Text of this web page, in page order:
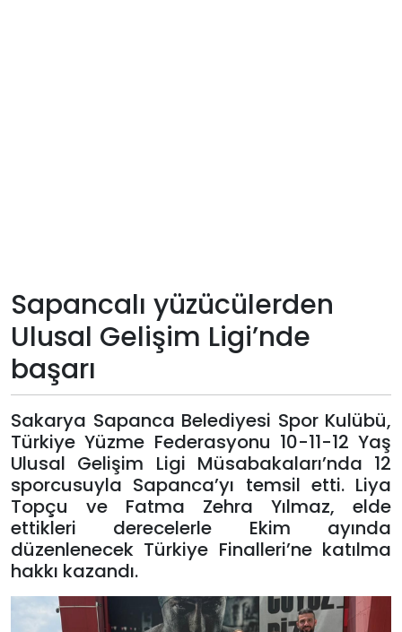
Künye
Giriş
Yap
Sapancalı yüzücülerden
Ulusal Gelişim Ligi’nde
başarı
Sakarya Sapanca Belediyesi Spor Kulübü,
Türkiye Yüzme Federasyonu 10-11-12 Yaş
Ulusal Gelişim Ligi Müsabakaları’nda 12
sporcusuyla Sapanca’yı temsil etti. Liya
Topçu ve Fatma Zehra Yılmaz, elde
ettikleri derecelerle Ekim ayında
düzenlenecek Türkiye Finalleri’ne katılma
hakkı kazandı.